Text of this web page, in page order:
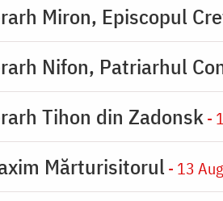
Miron, Episcopul
Nifon, Patriarhul
Tihon din Zadonsk -
Mărturisitorul - 13